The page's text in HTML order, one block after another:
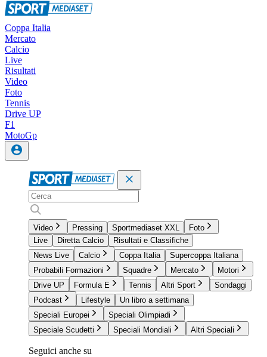
Coppa Italia
Mercato
Calcio
Live
Risultati
Video
Foto
Tennis
Drive UP
F1
MotoGp
Video Pressing Sportmediaset XXL
Foto
Live
Diretta Calcio
Risultati e Classifiche
News Live
Calcio Coppa Italia
Supercoppa Italiana
Probabili Formazioni
Squadre Mercato
Motori
Drive UP
Formula E Tennis Altri Sport
Sondaggi
Podcast
Lifestyle
Un libro a settimana
Speciali Europei
Speciali Olimpiadi
Speciale Scudetti
Speciali Mondiali Altri Speciali
Seguici anche su